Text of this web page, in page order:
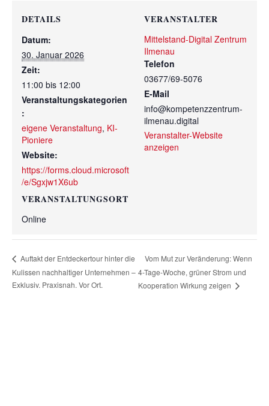
DETAILS
Datum:
30. Januar 2026
Zeit:
11:00 bis 12:00
Veranstaltungskategorien
:
eigene Veranstaltung, KI-
Pioniere
Website:
https://forms.cloud.microsoft
/e/Sgxjw1X6ub
VERANSTALTUNGSORT
Online
VERANSTALTER
Mittelstand-Digital Zentrum
Ilmenau
Telefon
03677/69-5076
E-Mail
info@kompetenzzentrum-
ilmenau.digital
Veranstalter-Website
anzeigen
Auftakt der Entdeckertour hinter die
Kulissen nachhaltiger Unternehmen –
Exklusiv. Praxisnah. Vor Ort.
Vom Mut zur Veränderung: Wenn
4-Tage-Woche, grüner Strom und
Kooperation Wirkung zeigen